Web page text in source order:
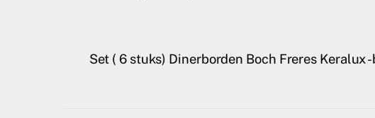
Set ( 6 stuks) Dinerborden Boch Freres Keralux